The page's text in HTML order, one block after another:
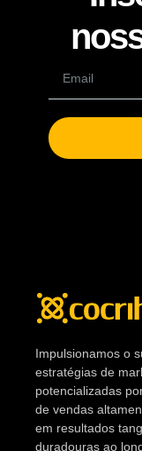
Impulsionamos o
estratégias de
potencializadas
de vendas
em resultados
duradouras ao